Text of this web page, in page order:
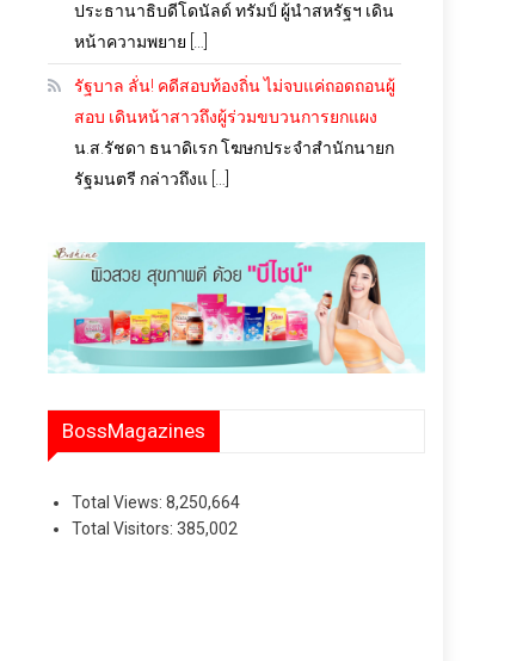
ประธานาธิบดีโดนัลด์ ทรัมป์ ผู้นำสหรัฐฯ เดิน
หน้าความพยาย […]
รัฐบาล ลั่น! คดีสอบท้องถิ่น ไม่จบแค่ถอดถอนผู้
สอบ เดินหน้าสาวถึงผู้ร่วมขบวนการยกแผง
น.ส.รัชดา ธนาดิเรก โฆษกประจำสำนักนายก
รัฐมนตรี กล่าวถึงแ […]
BossMagazines
Total Views:8,250,664
Total Visitors:385,002